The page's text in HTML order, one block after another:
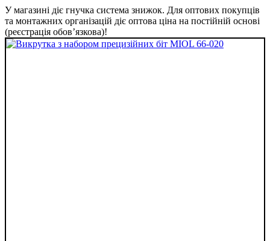
У магазині діє гнучка система знижок. Для оптових покупців
та монтажних організацій діє оптова ціна на постійній основі
(реєстрація обов’язкова)!